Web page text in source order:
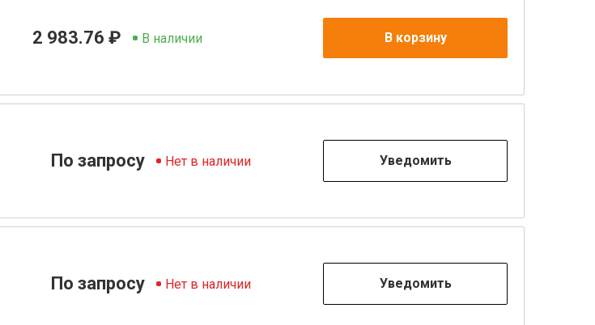
2 983.76 ₽ В наличии В корзину
По запросу Нет в наличии Уведомить
По запросу Нет в наличии Уведомить